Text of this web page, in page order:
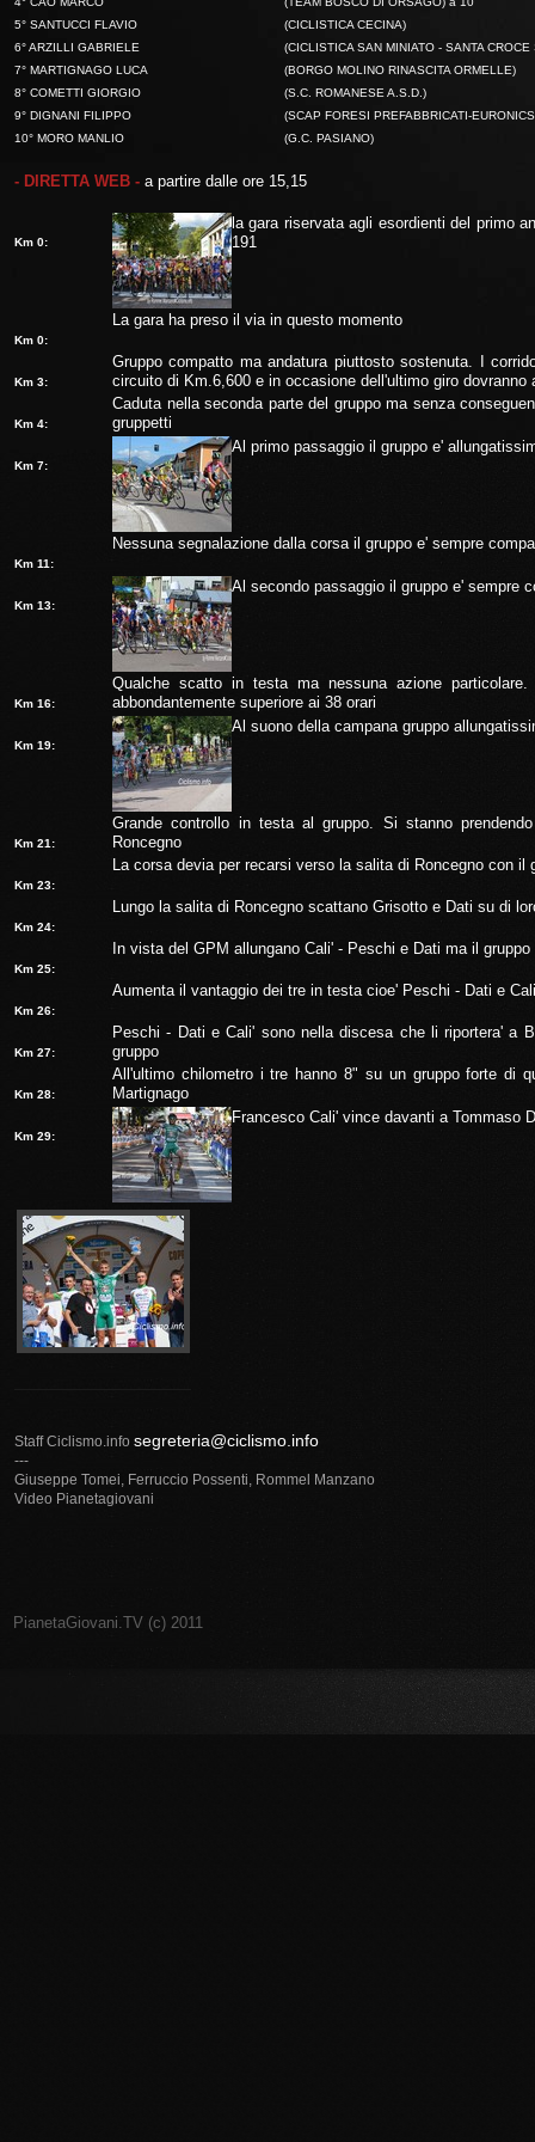
5° SANTUCCI FLAVIO
(CICLISTICA CECINA)
6° ARZILLI GABRIELE
(CICLISTICA SAN MINIATO - SANTA
7° MARTIGNAGO LUCA
(BORGO MOLINO RINASCITA ORMELLE)
8° COMETTI GIORGIO
(S.C. ROMANESE A.S.D.)
9° DIGNANI FILIPPO
(SCAP FORESI PREFABBRICATI-
10° MORO MANLIO
(G.C. PASIANO)
- DIRETTA WEB - a partire dalle ore 15,15
Km 0:
la gara riservata agli esordienti del primo
191
Km 0:
La gara ha preso il via in questo momento
Km 3:
Gruppo compatto ma andatura piuttosto sostenuta. I
circuito di Km.6,600 e in occasione dell'ultimo giro
Km 4:
Caduta nella seconda parte del gruppo ma senza
gruppetti
Km 7:
Al primo passaggio il gruppo e'
Km 11:
Nessuna segnalazione dalla corsa il gruppo e' sempre
Km 13:
Al secondo passaggio il gruppo e' sempre
Km 16:
Qualche scatto in testa ma nessuna azione
abbondantemente superiore ai 38 orari
Km 19:
Al suono della campana gruppo
Km 21:
Grande controllo in testa al gruppo. Si stanno
Roncegno
Km 23:
La corsa devia per recarsi verso la salita di Roncegno con il
Km 24:
Lungo la salita di Roncegno scattano Grisotto e Dati su di
Km 25:
In vista del GPM allungano Cali' - Peschi e Dati ma il
Km 26:
Aumenta il vantaggio dei tre in testa cioe' Peschi - Dati e
Km 27:
Peschi - Dati e Cali' sono nella discesa che li riportera' a
gruppo
Km 28:
All'ultimo chilometro i tre hanno 8" su un gruppo forte di
Martignago
Km 29:
Francesco Cali' vince davanti a Tommaso
Staff Ciclismo.info segreteria@ciclismo.info
---
Giuseppe Tomei, Ferruccio Possenti, Rommel Manzano
Video Pianetagiovani
PianetaGiovani.TV (c) 2011